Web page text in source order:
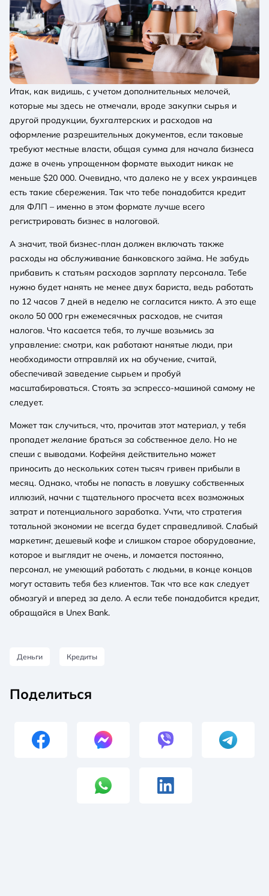
Итак, как видишь, с учетом дополнительных мелочей,
которые мы здесь не отмечали, вроде закупки сырья и
другой продукции, бухгалтерских и расходов на
оформление разрешительных документов, если таковые
требуют местные власти, общая сумма для начала бизнеса
даже в очень упрощенном формате выходит никак не
меньше $20 000. Очевидно, что далеко не у всех украинцев
есть такие сбережения. Так что тебе понадобится кредит
для ФЛП – именно в этом формате лучше всего
регистрировать бизнес в налоговой.
А значит, твой бизнес-план должен включать также
расходы на обслуживание банковского займа. Не забудь
прибавить к статьям расходов зарплату персонала. Тебе
нужно будет нанять не менее двух бариста, ведь работать
по 12 часов 7 дней в неделю не согласится никто. А это еще
около 50 000 грн ежемесячных расходов, не считая
налогов. Что касается тебя, то лучше возьмись за
управление: смотри, как работают нанятые люди, при
необходимости отправляй их на обучение, считай,
обеспечивай заведение сырьем и пробуй
масштабироваться. Стоять за эспрессо-машиной самому не
следует.
Может так случиться, что, прочитав этот материал, у тебя
пропадет желание браться за собственное дело. Но не
спеши с выводами. Кофейня действительно может
приносить до нескольких сотен тысяч гривен прибыли в
месяц. Однако, чтобы не попасть в ловушку собственных
иллюзий, начни с тщательного просчета всех возможных
затрат и потенциального заработка. Учти, что стратегия
тотальной экономии не всегда будет справедливой. Слабый
маркетинг, дешевый кофе и слишком старое оборудование,
которое и выглядит не очень, и ломается постоянно,
персонал, не умеющий работать с людьми, в конце концов
могут оставить тебя без клиентов. Так что все как следует
обмозгуй и вперед за дело. А если тебе понадобится кредит,
обращайся в Unex Bank.
Деньги Кредиты
Поделиться